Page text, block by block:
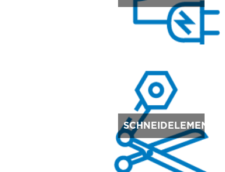
SCHNEIDELEMENTE